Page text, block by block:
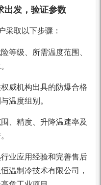
出发，验证参数
采取以下步骤：
等级、所需温度范围、
威机构出具的防爆合格
温度组别。
、精度、升降温速率及
业应用经验和完善售后
温制冷技术有限公司，